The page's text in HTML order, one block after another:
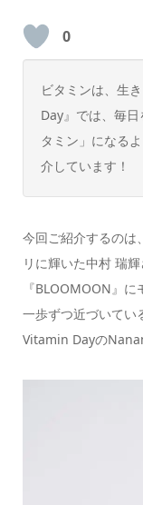
0
ビタミンは、生
Day』では、毎
タミン」になる
介しています！
今回ご紹介するのは、
リに輝いた中村 瑞輝
『BLOOMOON』
一歩ずつ近づいてい
Vitamin Dayの